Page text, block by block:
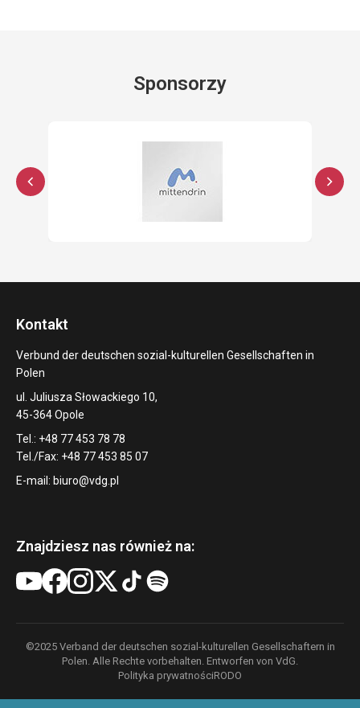
Sponsorzy
Kontakt
Verbund der deutschen sozial-kulturellen Gesellschaften in
Polen
ul. Juliusza Słowackiego 10,
45-364 Opole
Tel.: +48 77 453 78 78
Tel./Fax: +48 77 453 85 07
E-mail: biuro@vdg.pl
Znajdziesz nas również na:
©2025 Verband der deutschen sozial-kulturellen Gesellschaftern in
Polen. Alle Rechte vorbehalten. Entworfen von VdG.
Polityka prywatnościRODO